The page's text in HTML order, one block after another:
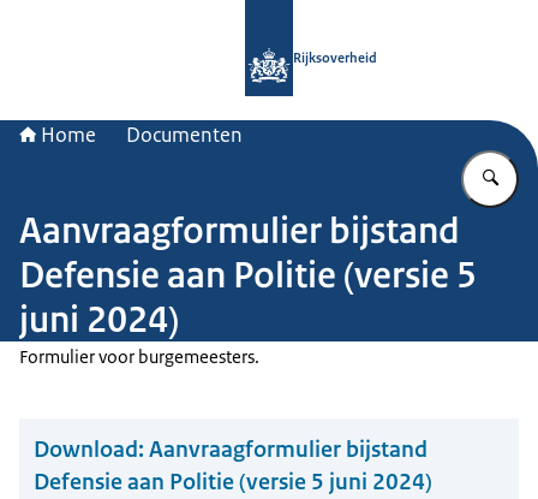
Rijksoverheid
Home Documenten
Aanvraagformulier bijstand
Defensie aan Politie (versie 5
juni 2024)
Formulier voor burgemeesters.
Download: Aanvraagformulier bijstand
Defensie aan Politie (versie 5 juni 2024)